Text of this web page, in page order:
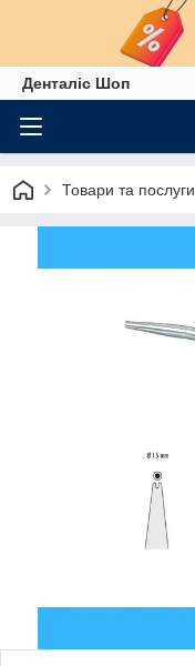
Денталіс Шоп
Товари та послуги